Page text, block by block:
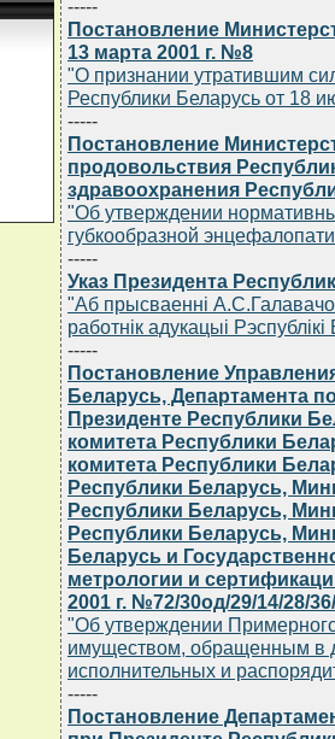
-----
Постановление
13 марта 2001 г. №8
"О признании утратившим
Республики Беларусь от 18
-----
Постановление
продовольствия
здравоохранения
"Об утверждении
губкообразной
-----
Указ Президента
"Аб прысваеннi
работнiк адукацыi Рэспублiкi
-----
Постановление
Беларусь, Департамента
Президенте Республики
комитета Республики
комитета Республики
Республики Беларусь,
Республики Беларусь,
Республики Беларусь,
Беларусь и
метрологии и
2001 г. №72/30од/29/14/28/
"Об утверждении
имуществом, обращенным в
исполнительных и
-----
Постановление